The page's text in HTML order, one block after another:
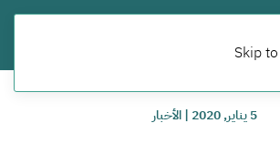
Skip
5 يناير, 2020 |الأخبار